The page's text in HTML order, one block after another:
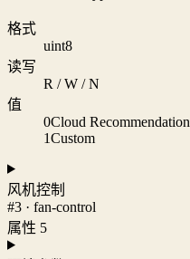
格式
uint8
读写
R / W / N
值
0Cloud Recommendation
1Custom
风机控制
#3 · fan-control
属性 5